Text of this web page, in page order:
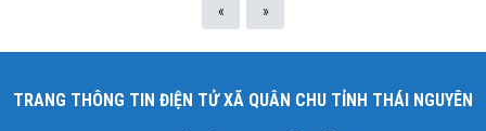
« »
TRANG THÔNG TIN ĐIỆN TỬ XÃ QUÂN CHU TỈNH THÁI NGUYÊN